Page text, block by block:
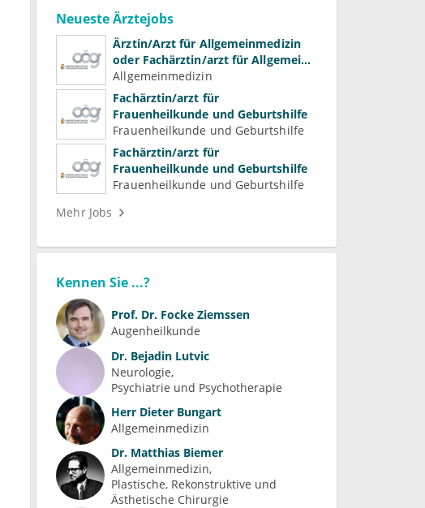
Neueste Ärztejobs
Ärztin/Arzt für Allgemeinmedizin
oder Fachärztin/arzt für Allgemein-
und Familienmedizin für
Psychiatrie und
Psychotherapeutische Medizin
Allgemeinmedizin
Fachärztin/arzt für
Frauenheilkunde und Geburtshilfe
Frauenheilkunde und Geburtshilfe
Fachärztin/arzt für
Frauenheilkunde und Geburtshilfe
Frauenheilkunde und Geburtshilfe
Mehr Jobs
Kennen Sie ...?
Prof. Dr. Focke Ziemssen
Augenheilkunde
Dr. Bejadin Lutvic
Neurologie
Psychiatrie und Psychotherapie
Herr Dieter Bungart
Allgemeinmedizin
Dr. Matthias Biemer
Allgemeinmedizin
Plastische, Rekonstruktive und
Ästhetische Chirurgie